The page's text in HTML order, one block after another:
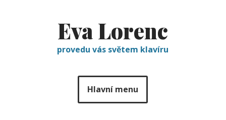
Eva Lorenc
provedu vás světem klavíru
Hlavní menu